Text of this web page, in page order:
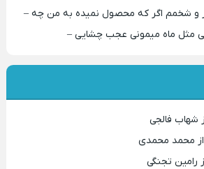
و شخمم اگر که محصول نمیده به من چه –
مثل ماه میمونی عجب چشایی –
محمد محمدی
رامین تجنگی